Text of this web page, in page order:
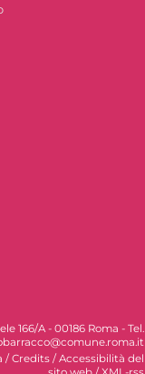
166/A - 00186 Roma - Tel.
/ Credits / Accessibilità del